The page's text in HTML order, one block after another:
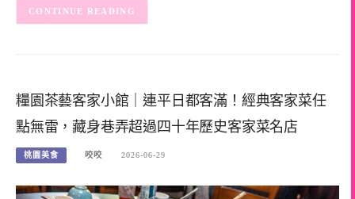
CONTINUE READING
糧園茶藝客家小館｜連平日都客滿！經典客家菜任
點無雷，藏身巷弄超過四十年歷史客家菜名店
桃園美食 咬咬 2026-06-29